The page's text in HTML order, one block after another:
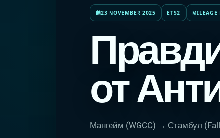
23 NOVEMBER 2025 ETS2 MILEAGE
от
Мангейм (WGCC) → Стамбул